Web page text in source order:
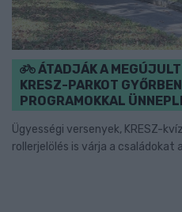
ÁTADJÁK A
KRESZ-PARKOT
PROGRAMOKKAL
Ügyességi versenyek, KRESZ-
rollerjelölés is várja a családokat